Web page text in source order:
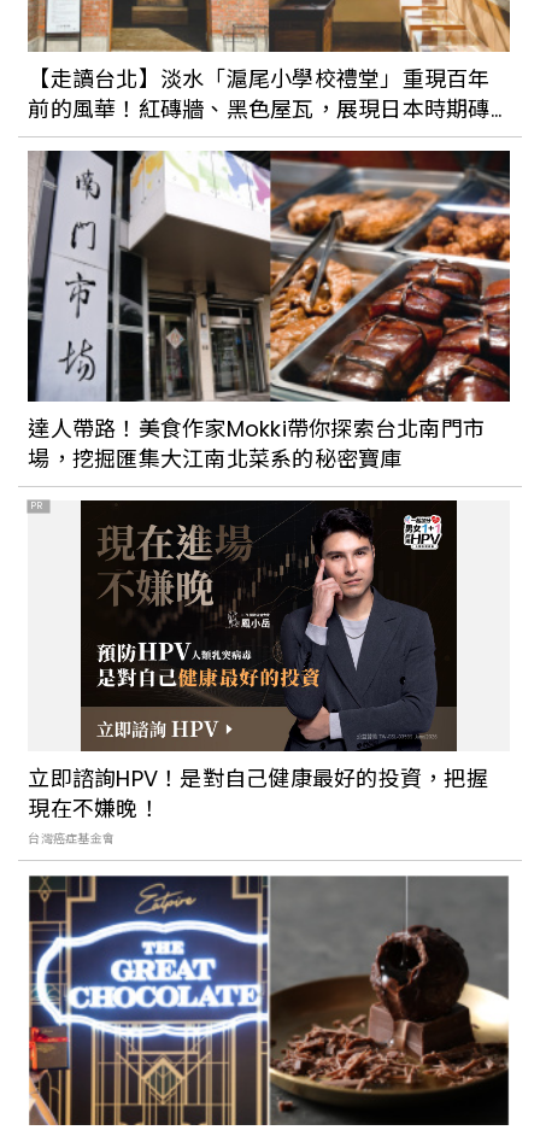
【走讀台北】淡水「滬尾小學校禮堂」重現百年
前的風華！紅磚牆、黑色屋瓦，展現日本時期磚
砌經典
達人帶路！美食作家Mokki帶你探索台北南門市
場，挖掘匯集大江南北菜系的秘密寶庫
PR
立即諮詢HPV！是對自己健康最好的投資，把握
現在不嫌晚！
台灣癌症基金會